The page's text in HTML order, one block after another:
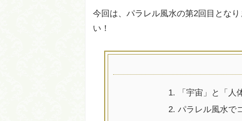
今回は、パラレル風水の第2回目とな
い！
1. 「宇宙」と「人
2. パラレル風水で